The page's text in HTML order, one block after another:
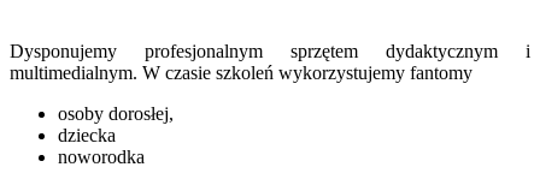
Dysponujemy profesjonalnym sprzętem dydaktycznym i
multimedialnym. W czasie szkoleń wykorzystujemy fantomy
osoby dorosłej,
dziecka
noworodka